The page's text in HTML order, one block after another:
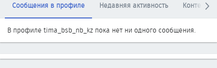
Сообщения в профиле Недавняя активность Контент
В профиле tima_bsb_nb_kz пока нет ни одного сообщения.